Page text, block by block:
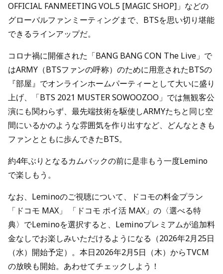
OFFICIAL FANMEETING VOL.5 [MAGIC SHOP]」などの
グローバルファンミーティングまで、BTSを思い切り堪能
できるラインアップだ。
コロナ禍に開催された「BANG BANG CON The Live」で
はARMY（BTSファンの呼称）のために用意されたBTSの
『部屋』でオンラインホームパーティーとして大いに盛り
上げ、「BTS 2021 MUSTER SOWOOZOO」では無観客公
演にも関わらず、最先端技術を駆使しARMYたちと同じ空
間にいるかのような雰囲気を作り出すなど、どんなときも
ファンとともに歩んできたBTS。
約4年ぶりとなるカムバックの前に是非もう一度Lemino
で楽しもう。
なお、Leminoのご視聴について、ドコモの料金プラン
「ドコモ MAX」 「ドコモ ポイ活 MAX」の〈選べる特
典〉でLeminoを選択すると、Leminoプレミアムが追加料
金なしでお楽しみいただけるようになる（2026年2月25日
（水）開始予定）。本日2026年2月5日（木）からTVCM
の放映も開始。あわせてチェックしよう！